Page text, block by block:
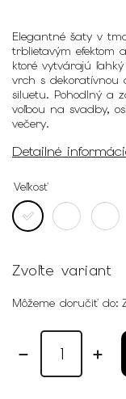
Elegantné šaty v
trblietavým efektom
ktoré vytvárajú
vrch s dekoratívnou
siluetu. Pohodlný a
voľbou na svadby,
večery.
Detailné
Veľkosť
Zvoľte variant
Môžeme doručiť do: